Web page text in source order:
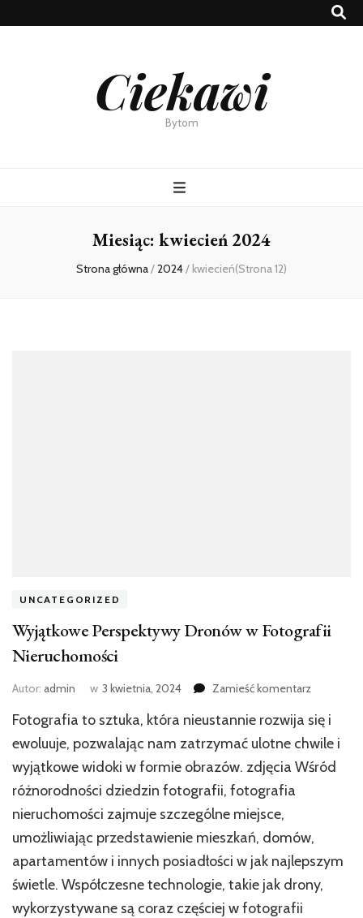
Ciekawi
Bytom
Miesiąc: kwiecień 2024
Strona główna/2024/ kwiecień(Strona 12)
UNCATEGORIZED
Wyjątkowe Perspektywy Dronów w Fotografii
Nieruchomości
Autor: admin w 3 kwietnia, 2024 Zamieść komentarzwe
w
Fotografia to sztuka, która nieustannie rozwija się i
ewoluuje, pozwalając nam zatrzymać ulotne chwile i
wyjątkowe widoki w formie obrazów. zdjęcia Wśród
różnorodności dziedzin fotografii, fotografia
nieruchomości zajmuje szczególne miejsce,
umożliwiając przedstawienie mieszkań, domów,
apartamentów i innych posiadłości w jak najlepszym
świetle. Współczesne technologie, takie jak drony,
wykorzystywane są coraz częściej w fotografii